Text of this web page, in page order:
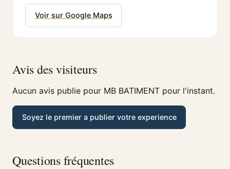
Voir sur Google Maps
Avis des visiteurs
Aucun avis publie pour MB BATIMENT pour l'instant.
Soyez le premier a publier votre experience
Questions fréquentes